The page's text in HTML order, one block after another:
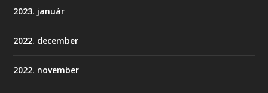
2023. január
2022. december
2022. november